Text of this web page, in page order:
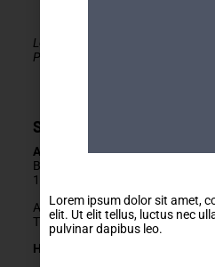
Le MDA Genève - Activités 50+ est
PLATEFORME du réseau seniors
Secrétariat
Adresse
Boulevard Carl-Vogt 2
1205 Genève
Arrêts Jonction ou Ste-Clotilde
Tram 14, Bus 2/11/19/32/80
Horaires
Lorem ipsum dolor sit amet,
elit. Ut elit tellus, luctus nec
pulvinar dapibus leo.